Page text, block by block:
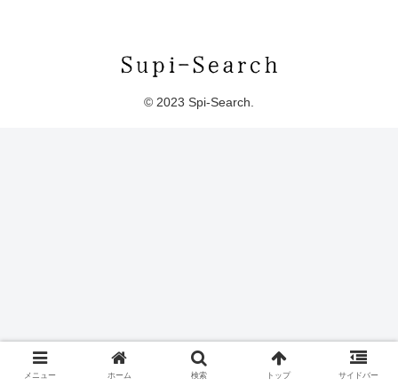
© 2023 Spi-Search.
メニュー ホーム 検索 トップ サイドバー